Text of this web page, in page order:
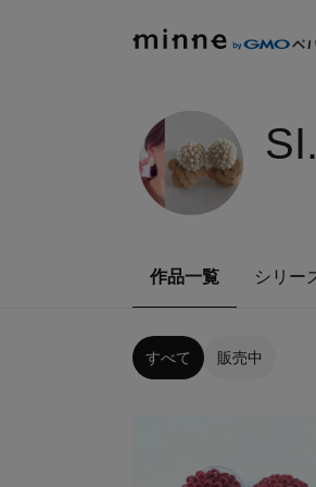
作品一覧 シリー
すべて 販売中